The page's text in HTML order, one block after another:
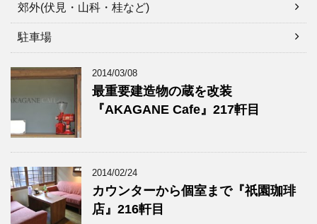
郊外(伏見・山科・桂など)
駐車場
2014/03/08
最重要建造物の蔵を改装
『AKAGANE Cafe』217軒目
2014/02/24
カウンターから個室まで『祇園珈琲
店』216軒目